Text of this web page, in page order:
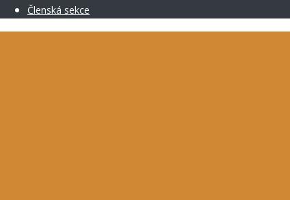
Členská sekce